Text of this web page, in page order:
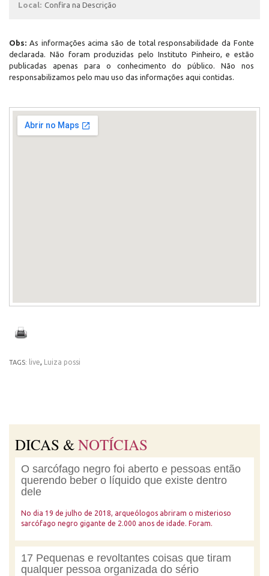
Local: Confira na Descrição
Obs: As informações acima são de total responsabilidade da Fonte
declarada. Não foram produzidas pelo Instituto Pinheiro, e estão
publicadas apenas para o conhecimento do público. Não nos
responsabilizamos pelo mau uso das informações aqui contidas.
TAGS: live, Luiza possi
DICAS &NOTÍCIAS
O sarcófago negro foi aberto e pessoas então
querendo beber o líquido que existe dentro
dele
No dia 19 de julho de 2018, arqueólogos abriram o misterioso
sarcófago negro gigante de 2.000 anos de idade. Foram.
17 Pequenas e revoltantes coisas que tiram
qualquer pessoa organizada do sério